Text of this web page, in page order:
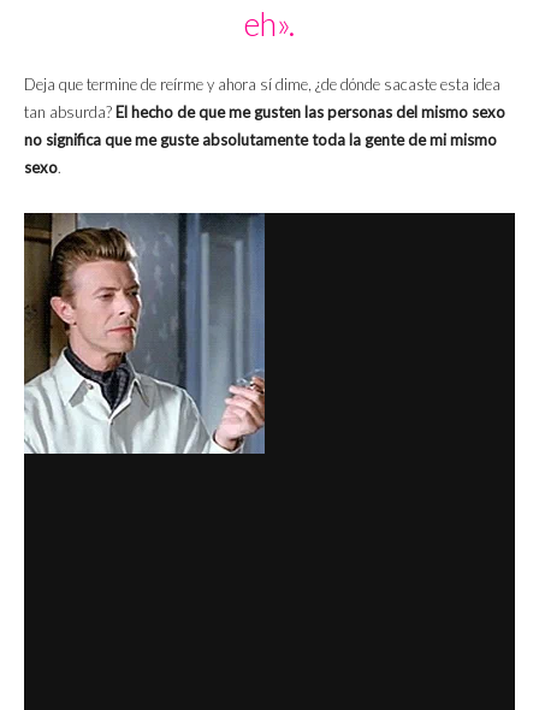
eh».
Deja que termine de reírme y ahora sí dime, ¿de dónde sacaste esta idea
tan absurda? El hecho de que me gusten las personas del mismo sexo
no significa que me guste absolutamente toda la gente de mi mismo
sexo.